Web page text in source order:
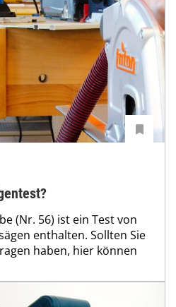
(Nr. 56) ist ein Test von
enthalten. Sollten Sie
haben, hier können